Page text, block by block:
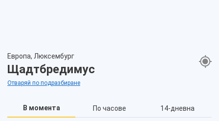
Европа, Люксембург
Щадтбредимус
Отваряй по подразбиране
В момента По часове 14-дневна